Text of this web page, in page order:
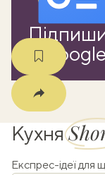
в
Кухня
Експрес-ідеї